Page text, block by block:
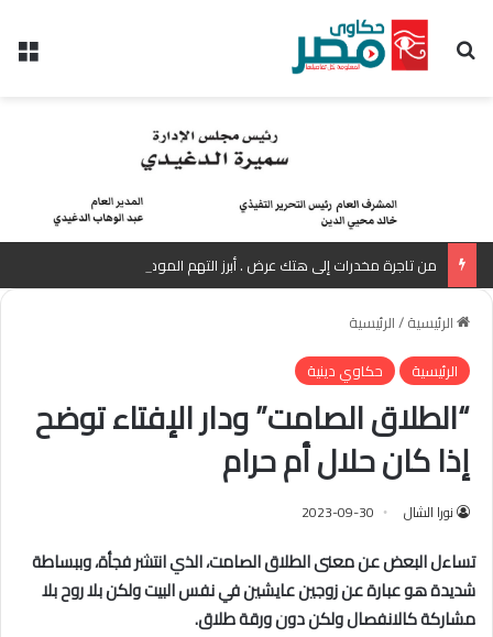
بحث عن
الرئيسية/الرئيسية
الرئيسية
حكاوي دينية
“الطلاق الصامت” ودار الإفتاء توضح
إذا كان حلال أم حرام
نورا الشال 2023-09-30
تساءل البعض عن معنى الطلاق الصامت، الذي انتشر فجأة، وببساطة
شديدة هو عبارة عن زوجين عايشين في نفس البيت ولكن بلا روح بلا
مشاركة كالانفصال ولكن دون ورقة طلاق.